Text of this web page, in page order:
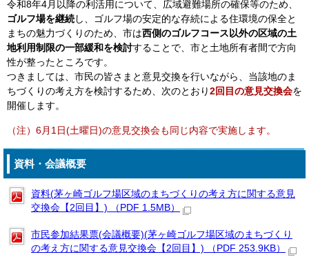
令和8年4月以降の利活用について、広域避難場所の確保等のため、
ゴルフ場を継続 し、ゴルフ場の安定的な存続による住環境の保全と
まちの魅力づくりのため、市は西側のゴルフコース以外の区域の土
地利用制限の一部緩和を検討することで、市と土地所有者間で方向
性が整ったところです。
つきましては、市民の皆さまと意見交換を行いながら、当該地のま
ちづくりの考え方を検討するため、次のとおり 2回目の意見交換会を
開催します。
（注）6月1日(土曜日)の意見交換会も同じ内容で実施します。
資料・会議概要
資料(茅ヶ崎ゴルフ場区域のまちづくりの考え方に関する意見
交換会【2回目】) （PDF 1.5MB）
市民参加結果票(会議概要)(茅ヶ崎ゴルフ場区域のまちづくり
の考え方に関する意見交換会【2回目】) （PDF 253.9KB）